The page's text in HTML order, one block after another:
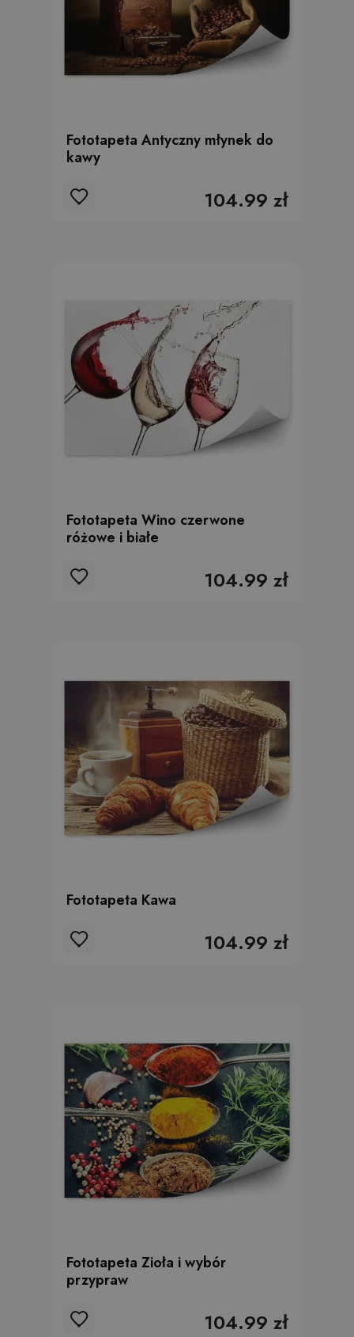
Fototapeta Antyczny młynek do
kawy
104.99 zł
Fototapeta Wino czerwone
różowe i białe
104.99 zł
Fototapeta Kawa
104.99 zł
Fototapeta Zioła i wybór
przypraw
104.99 zł